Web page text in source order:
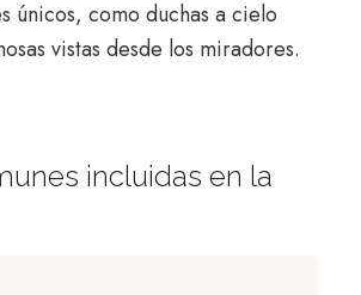
únicos, como duchas a cielo
vistas desde los miradores.
incluidas en la